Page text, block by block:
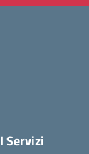
I Servizi